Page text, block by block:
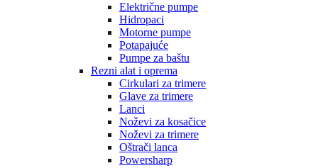
Električne pumpe
Hidropaci
Motorne pumpe
Potapajuće
Pumpe za baštu
Rezni alat i oprema
Cirkulari za trimere
Glave za trimere
Lanci
Noževi za kosačice
Noževi za trimere
Oštrači lanca
Powersharp